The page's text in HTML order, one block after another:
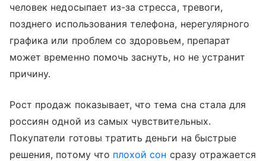
человек недосыпает из-за стресса, тревоги,
позднего использования телефона, нерегулярного
графика или проблем со здоровьем, препарат
может временно помочь заснуть, но не устранит
причину.
Рост продаж показывает, что тема сна стала для
россиян одной из самых чувствительных.
Покупатели готовы тратить деньги на быстрые
решения, потому что плохой сон сразу отражается